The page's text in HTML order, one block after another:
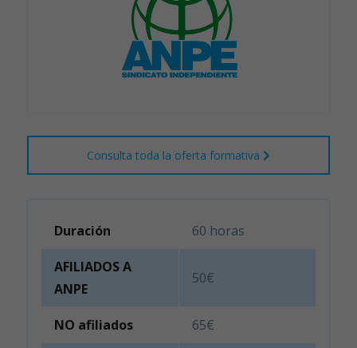
Consulta toda la oferta formativa
Duración 60 horas
AFILIADOS A
ANPE
50€
NO afiliados 65€